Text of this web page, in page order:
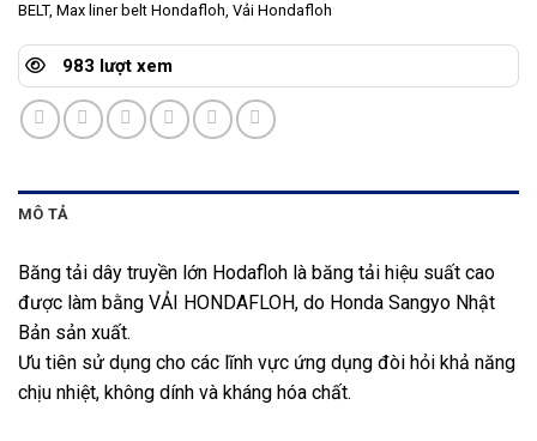
BELT, Max liner belt Hondafloh, Vải Hondafloh
983 lượt xem
MÔ TẢ
Băng tải dây truyền lớn Hodafloh là băng tải hiệu suất cao
được làm bằng VẢI HONDAFLOH, do Honda Sangyo Nhật
Bản sản xuất.
Ưu tiên sử dụng cho các lĩnh vực ứng dụng đòi hỏi khả năng
chịu nhiệt, không dính và kháng hóa chất.